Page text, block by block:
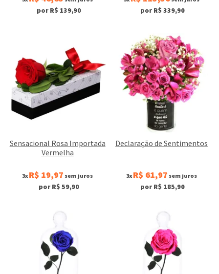
por R$ 139,90 por R$ 339,90
Sensacional Rosa Importada
Vermelha
3x R$ 19,97 sem juros
por R$ 59,90
Declaração de Sentimentos
3x R$ 61,97 sem juros
por R$ 185,90